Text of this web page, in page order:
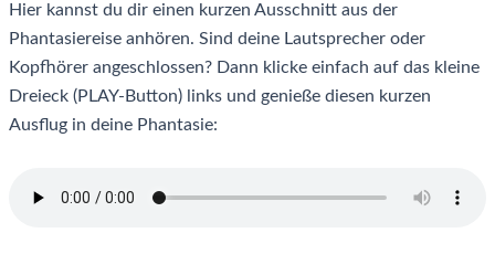
Hier kannst du dir einen kurzen Ausschnitt aus der
Phantasiereise anhören. Sind deine Lautsprecher oder
Kopfhörer angeschlossen? Dann klicke einfach auf das kleine
Dreieck (PLAY-Button) links und genieße diesen kurzen
Ausflug in deine Phantasie: